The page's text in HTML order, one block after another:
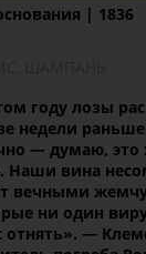
году лозы
недели
— думаю,
Наши вина
вечными
ни один
отнять». —
| 1836